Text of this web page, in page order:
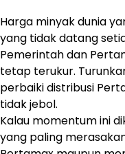
Harga minyak dunia
yang tidak datang
Pemerintah dan
tetap terukur.
perbaiki distribusi
tidak jebol.
Kalau momentum ini
yang paling